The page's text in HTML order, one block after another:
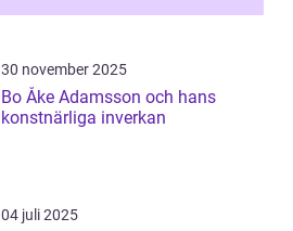
30 november 2025
Bo Åke Adamsson och hans
konstnärliga inverkan
04 juli 2025